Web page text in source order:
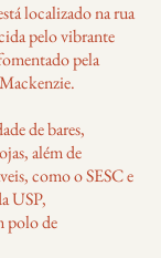
localizado na rua
pelo vibrante
pela
de bares,
além de
como o SESC e
USP,
polo de